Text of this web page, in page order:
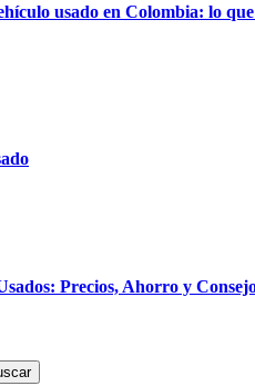
usado en Colombia: lo que
Precios, Ahorro y